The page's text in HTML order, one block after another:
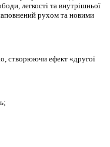
легкості та внутрішньої
рухом та новими
створюючи ефект «другої